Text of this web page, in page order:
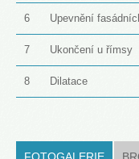
6 Upevnění
7 Ukončení u římsy
8 Dilatace
FOTOGALERIE